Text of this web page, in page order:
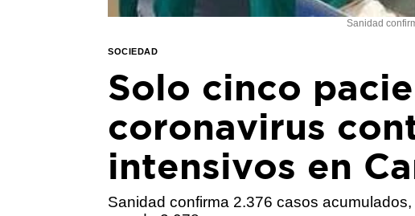
Sanidad
SOCIEDAD
Solo cinco
coronavirus
intensivos en
Sanidad confirma 2.376 casos